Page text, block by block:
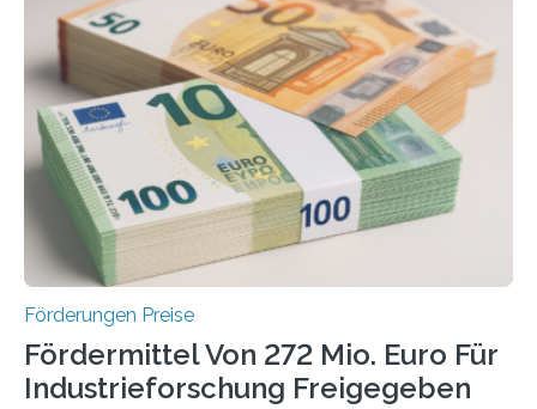
Förderungen Preise
Fördermittel Von 272 Mio. Euro Für
Industrieforschung Freigegeben